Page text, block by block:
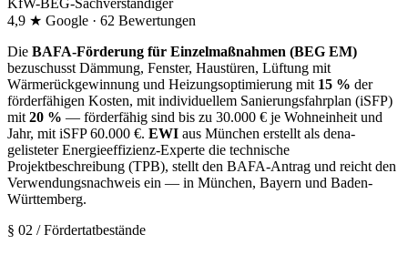
4,9 ★ Google · 62 Bewertungen
Die BAFA-Förderung für Einzelmaßnahmen (BEG EM)
bezuschusst Dämmung, Fenster, Haustüren, Lüftung mit
Wärmerückgewinnung und Heizungsoptimierung mit 15 % der
förderfähigen Kosten, mit individuellem Sanierungsfahrplan (iSFP)
mit 20 % — förderfähig sind bis zu 30.000 € je Wohneinheit und
Jahr, mit iSFP 60.000 €. EWI aus München erstellt als dena-
gelisteter Energieeffizienz-Experte die technische
Projektbeschreibung (TPB), stellt den BAFA-Antrag und reicht den
Verwendungsnachweis ein — in München, Bayern und Baden-
Württemberg.
§ 02 /Fördertatbestände